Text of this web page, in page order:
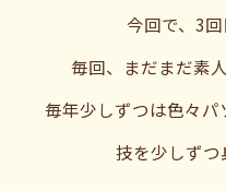
今回で、3
毎回、まだまだ素
毎年少しずつは色々
技を少しず